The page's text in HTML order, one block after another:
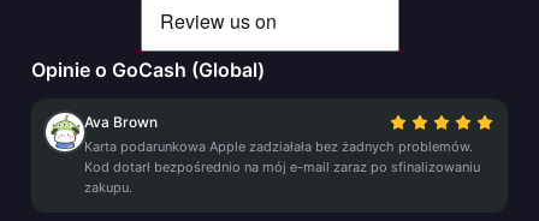
Opinie o GoCash (Global)
Ava Brown
Karta podarunkowa Apple zadziałała bez żadnych problemów.
Kod dotarł bezpośrednio na mój e-mail zaraz po sfinalizowaniu
zakupu.